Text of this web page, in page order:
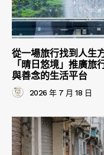
從一場旅行找到人生
「晴日悠境」推廣
與善念的生活平台
2026 年 7 月 18 日